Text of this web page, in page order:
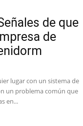
de que
de
lugar con un sistema de
un problema común que
en...